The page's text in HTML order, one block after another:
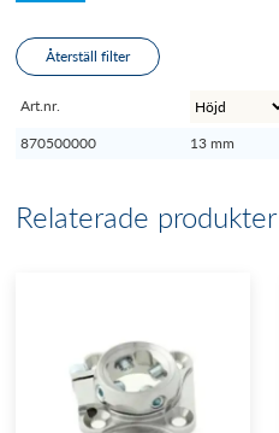
Återställ filter
Art.nr.
870500000
13 mm
Relaterade produkter